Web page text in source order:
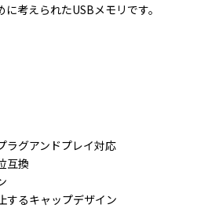
考えられたUSBメモリです。
ラグアンドプレイ対応
互換
するキャップデザイン